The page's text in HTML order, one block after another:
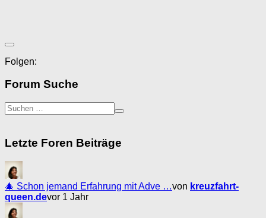
Folgen:
Forum Suche
Letzte Foren Beiträge
🎄 Schon jemand Erfahrung mit Adve …von kreuzfahrt-
queen.devor 1 Jahr